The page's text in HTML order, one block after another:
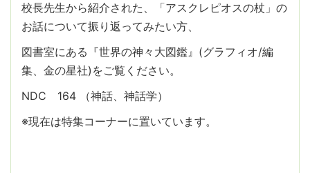
校長先生から紹介された、「アスクレピオスの杖」の
お話について振り返ってみたい方、
図書室にある『世界の神々大図鑑』(グラフィオ/編
集、金の星社)をご覧ください。
NDC 164 （神話、神話学）
※現在は特集コーナーに置いています。